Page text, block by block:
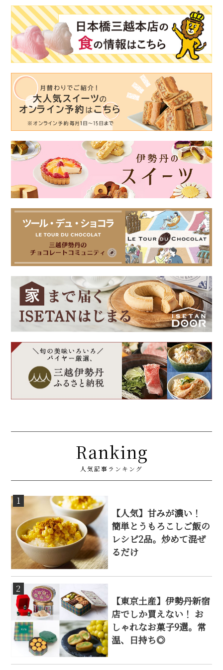
Ranking
人気記事ランキング
1
【人気】甘みが濃い！
簡単とうもろこしご飯の
レシピ2品。炒めて混ぜ
るだけ
2
【東京土産】伊勢丹新宿
店でしか買えない！ お
しゃれなお菓子9選。常
温、日持ち◎